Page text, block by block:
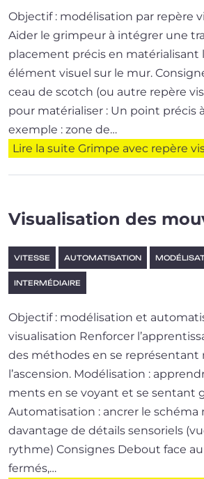
Objectif : modélisation par repère
Aider le grim­peur à inté­grer une
pla­ce­ment pré­cis en maté­ria­li­sant
élé­ment visuel sur le mur.
ceau de scotch (ou autre repère
pour matérialiser : Un point pré­cis
exemple : zone de…
Lire la suite Grimpe avec repère
Visualisation des
VITESSE AUTOMATISATION
INTERMÉDIAIRE
Objectif : modélisation et
visualisation Renforcer
des méthodes en se
l’ascension. Modélisation :
ments en se voyant et se sen­tant
Automatisation : ancrer le sché­ma
davan­tage de détails sen­so­riels
rythme) Consignes Debout face
fer­més,…